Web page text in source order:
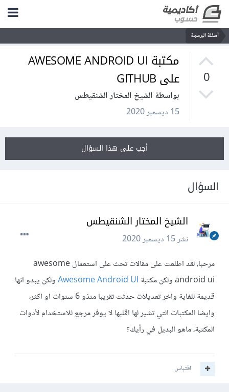
أسئلة البرمجة
0
مكتبة AWESOME ANDROID UI
على GITHUB
بواسطة الشيخ المختار الشنقيطس
15 ديسمبر 2020
أجب على هذا السؤال
السؤال
الشيخ المختار الشنقيطس
نشر15 ديسمبر 2020
مرحبا، لقد اطلعت على مقالات تحث على استعمال awesome
android ui ولكن مكتبة
Awesome Android UIولكن يبدو انها
قديمة للغاية واخر تعديلات حدثت تقريبا منذو 6 سنوات او اكثر،
وايضا المكتبات التي تشير لها اقلبها لا يوفر مرجع للاستخدام لأدوات
المكتبة، ماهو البديل في رأيك؟
اقتباس